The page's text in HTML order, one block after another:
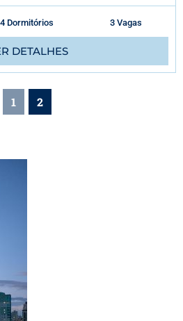
4 Dormitórios 3 Vagas
DETALHES
1 2